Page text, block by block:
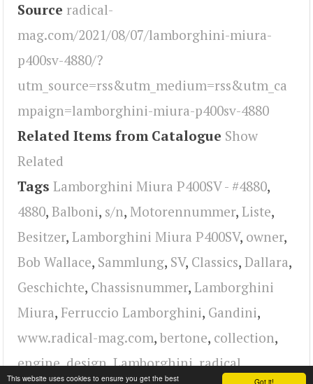
Got it!
This website uses cookies to ensure you get the best
Source radical-
mag.com/2021/08/07/lamborghini-miura-
p400sv-4880/?
utm_source=rss&utm_medium=rss&utm_ca
mpaign=lamborghini-miura-p400sv-4880
Related Items from Catalogue Show
Related
Tags Lamborghini Miura P400SV - #4880,
4880, Balboni, s/n, Motorennummer, Liste,
Besitzer, Lamborghini Miura P400SV, owner,
Bob Wallace, Sammlung, SV, Classics, Dallara,
Geschichte, Chassisnummer, Lamborghini
Miura, Ferruccio Lamborghini, Gandini,
www.radical-mag.com, bertone, collection,
engine,design,Lamborghini,radical